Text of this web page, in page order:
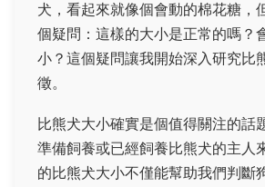
犬，看起來就像個會動的棉花糖，
個疑問：這樣的大小是正常的嗎？
小？這個疑問讓我開始深入研究比
徵。
比熊犬大小確實是個值得關注的話
準備飼養或已經飼養比熊犬的主人
的比熊犬大小不僅能幫助我們判斷